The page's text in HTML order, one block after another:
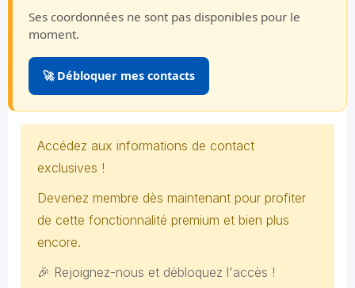
Ses coordonnées ne sont pas disponibles pour le
moment.
🚀 Débloquer mes contacts
Accédez aux informations de contact
exclusives !
Devenez membre dès maintenant pour profiter
de cette fonctionnalité premium et bien plus
encore.
🎉 Rejoignez-nous et débloquez l'accès !